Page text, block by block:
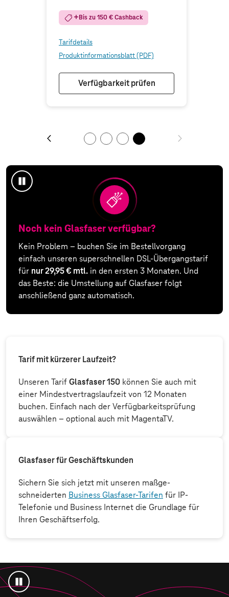
Bis zu150€ Cashback
Tarifdetails
Produktinformationsblatt (PDF)
Verfügbarkeit prüfen
Animation
Noch kein Glasfaser verfügbar?
Kein Problem – buchen Sie im Bestellvorgang
einfach unseren superschnellen DSL-Übergangstarif
für nur 29,95 € mtl. in den ersten 3 Monaten. Und
das Beste: die Umstellung auf Glasfaser folgt
anschließend ganz automatisch.
Tarif mit kürzerer Laufzeit?
Unseren TarifGlasfaser 150 können Sie auch mit
einer Mindest­vertrags­laufzeit von 12 Monaten
buchen. Einfach nach der Verfügbarkeits­prüfung
auswählen – optional auch mit MagentaTV.
Glasfaser für Geschäftskunden
Sichern Sie sich jetzt mit unseren maßge­
schneiderten Business Glasfaser-Tarifen für IP-
Telefonie und Business Internet die Grundlage für
Ihren Geschäfts­erfolg.
Animation